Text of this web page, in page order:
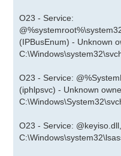
O23 - Service:
(IPBusEnum) - Unknown
O23 - Service:
(iphlpsvc) - Unknown
O23 - Service: